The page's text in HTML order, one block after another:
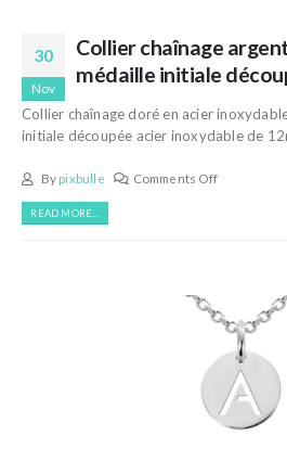
30
Nov
Collier chaînage
médaille initiale
Collier chaînage doré en acier
initiale découpée acier inoxydable de
Bypixbulle Comments Off
READ MORE...